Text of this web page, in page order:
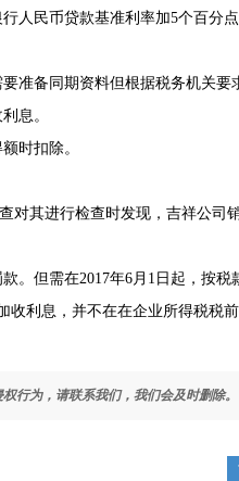
民币贷款基准利率加5个百分点
准备同期资料但根据税务机关要
息。
时扣除。
对其进行检查时发现，吉祥公司
但需在2017年6月1日起，按税
利息，并不在在企业所得税税前
行为，请联系我们，我们会及时删除。